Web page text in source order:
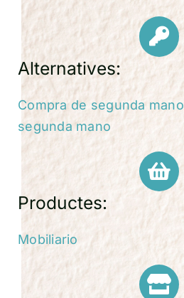
Alternatives:
Compra de segunda mano
segunda mano
Productes:
Mobiliario